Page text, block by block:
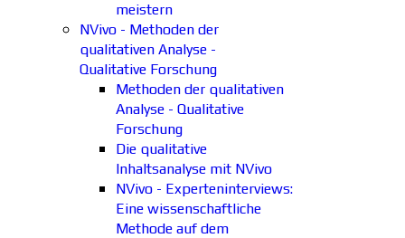
meistern
NVivo - Methoden der
qualitativen Analyse -
Qualitative Forschung
Methoden der qualitativen
Analyse - Qualitative
Forschung
Die qualitative
Inhaltsanalyse mit NVivo
NVivo - Experteninterviews:
Eine wissenschaftliche
Methode auf dem